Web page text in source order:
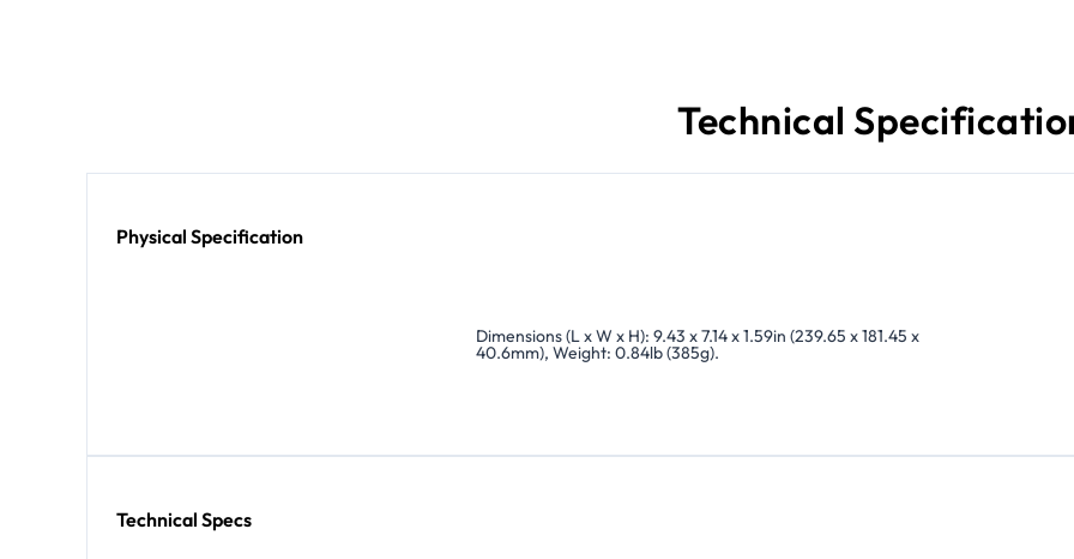
Technical
Physical Specification
Dimensions (L x W x H): 9.43 x 7.14 x 1.59in (239.65 x 181.45 x
40.6mm), Weight: 0.84lb (385g).
Technical Specs